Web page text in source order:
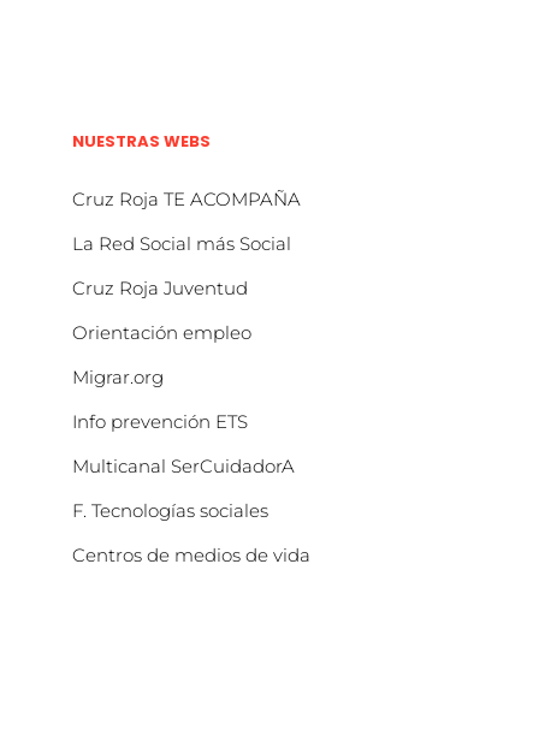
NUESTRAS WEBS
Cruz Roja TE ACOMPAÑA
La Red Social más Social
Cruz Roja Juventud
Orientación empleo
Migrar.org
Info prevención ETS
Multicanal SerCuidadorA
F. Tecnologías sociales
Centros de medios de vida